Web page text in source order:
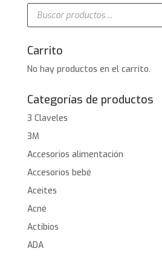
Búsqueda
productos
Carrito
No hay productos en el carrito.
Categorías de productos
3 Claveles
3M
Accesorios alimentación
Accesorios bebé
Aceites
Acné
Actibios
ADA